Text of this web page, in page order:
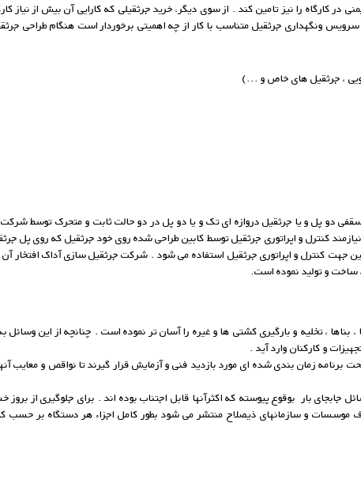
کارگاه را نیز تامین کند . از سوی دیگر، خرید جرثقیلی که کارایی آن بیش از نیاز
ونگهداری جرثقیل متناسب با کار از چه اهمیتی برخوردار است هنگام طراحی
، جرثقیل های خاص و ...)
دو پل و یا جرثقیل دروازه ای تک و یا دو پل در دو حالت ثابت و متحرک توسط
کنترل و اپراتوری جرثقیل توسط کابین طراحی شده روی خود جرثقیل که روی پل
جهت کنترل و اپراتوری جرثقیل استفاده می شود . شرکت جرثقیل سازی آداک افتخار آن
ساخت و تولید نموده است.
، تخلیه و بارگیری کشتی ها و غیره را آسان تر نموده است . چنانچه از این وسائل
و کارکنان وارد آید .
زمان بندی شده ای مورد بازدید فنی و آزمایش قرار گیرند تا نواقص و معایب
بار بوقوع پیوسته که اکثرآنها قابل اجتناب بوده اند . برای جلوگیری از
موسسات و سازمانهای ذیصلاح منتشر می شود بطور کامل اجزاء هر دستگاه بر حسب